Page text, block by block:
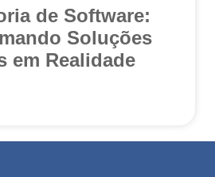
de Software:
Soluções
em Realidade